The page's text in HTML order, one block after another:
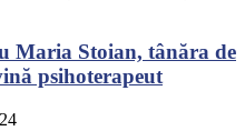
Maria Stoian, tânăra de
psihoterapeut